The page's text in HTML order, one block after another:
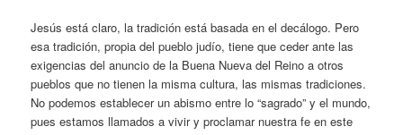
Jesús está claro, la tradición está basada en el decálogo. Pero
esa tradición, propia del pueblo judío, tiene que ceder ante las
exigencias del anuncio de la Buena Nueva del Reino a otros
pueblos que no tienen la misma cultura, las mismas tradiciones.
No podemos establecer un abismo entre lo “sagrado” y el mundo,
pues estamos llamados a vivir y proclamar nuestra fe en este